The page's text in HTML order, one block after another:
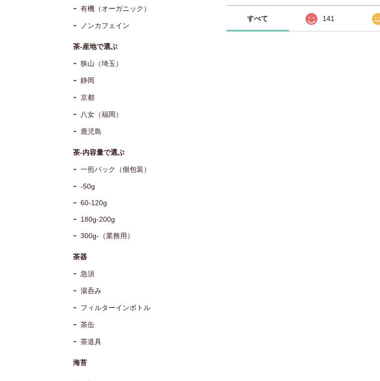
有機（オーガニック）
ノンカフェイン
茶-産地で選ぶ
狭山（埼玉）
静岡
京都
八女（福岡）
鹿児島
茶-内容量で選ぶ
一煎パック（個包装）
-50g
60-120g
180g-200g
300g-（業務用）
茶器
急須
湯呑み
フィルターインボトル
茶缶
茶道具
海苔
すべて 141